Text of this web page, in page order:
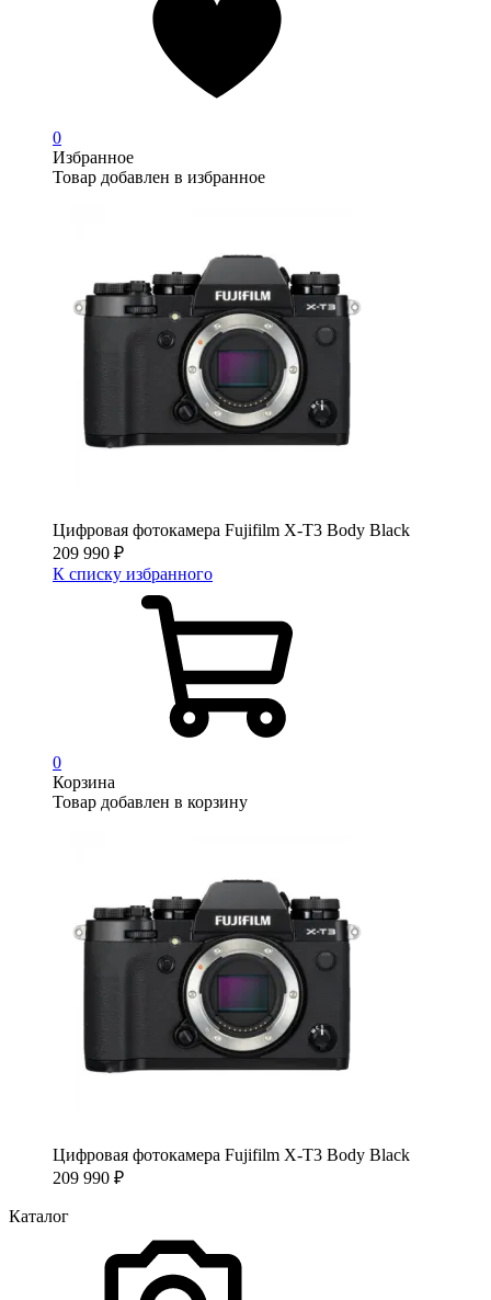
0
Избранное
Товар добавлен в избранное
Цифровая фотокамера Fujifilm X-T3 Body Black
209 990 ₽
К списку избранного
0
Корзина
Товар добавлен в корзину
Цифровая фотокамера Fujifilm X-T3 Body Black
209 990 ₽
Каталог